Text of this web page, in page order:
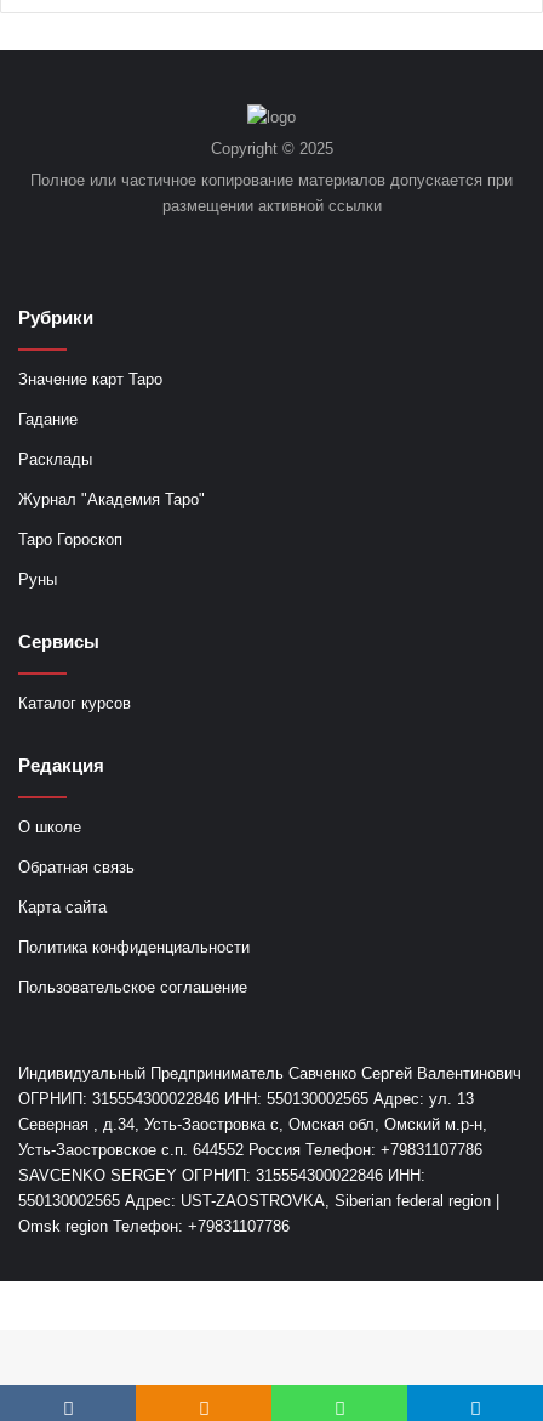
Copyright © 2025
Полное или частичное копирование материалов допускается при
размещении активной ссылки
Рубрики
Значение карт Таро
Гадание
Расклады
Журнал "Академия Таро"
Таро Гороскоп
Руны
Сервисы
Каталог курсов
Редакция
О школе
Обратная связь
Карта сайта
Политика конфиденциальности
Пользовательское соглашение
Индивидуальный Предприниматель Савченко Сергей Валентинович
ОГРНИП: 315554300022846 ИНН: 550130002565 Адрес: ул. 13
Северная , д.34, Усть-Заостровка с, Омская обл, Омский м.р-н,
Усть-Заостровское с.п. 644552 Россия Телефон: +79831107786
SAVCENKO SERGEY ОГРНИП: 315554300022846 ИНН:
550130002565 Адрес: UST-ZAOSTROVKA, Siberian federal region |
Omsk region Телефон: +79831107786